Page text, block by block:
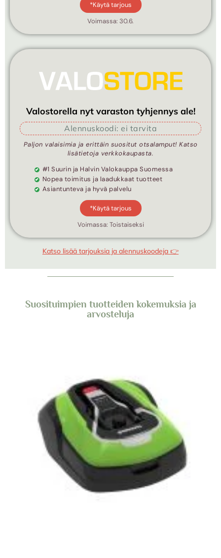
*Käytä tarjous
Voimassa: 30.6.
Valostorella nyt varaston tyhjennys ale!
Alennuskoodi: ei tarvita
Paljon valaisimia ja erittäin suositut otsalamput! Katso
lisätietoja verkkokaupasta.
#1 Suurin ja Halvin Valokauppa Suomessa
Nopea toimitus ja laadukkaat tuotteet
Asiantunteva ja hyvä palvelu
*Käytä tarjous
Voimassa: Toistaiseksi
Katso lisää tarjouksia ja alennuskoodeja 👉
Suosituimpien tuotteiden kokemuksia ja
arvosteluja